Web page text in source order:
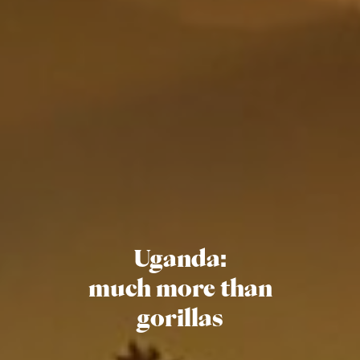
Uganda:
much more than
gorillas